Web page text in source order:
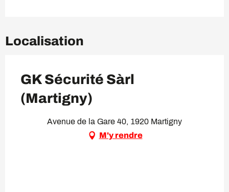
Localisation
GK Sécurité Sàrl
(Martigny)
Avenue de la Gare 40, 1920 Martigny
M'y rendre